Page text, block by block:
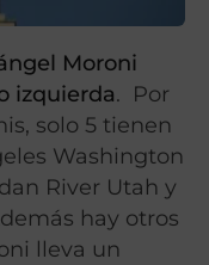
Moroni
izquierda. Por
solo 5 tienen
Washington
River Utah y
hay otros
lleva un